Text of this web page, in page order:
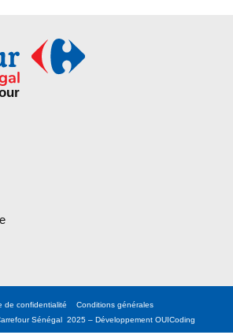
de confidentialité
Conditions générales
Sénégal 2025 – Développement OUICoding